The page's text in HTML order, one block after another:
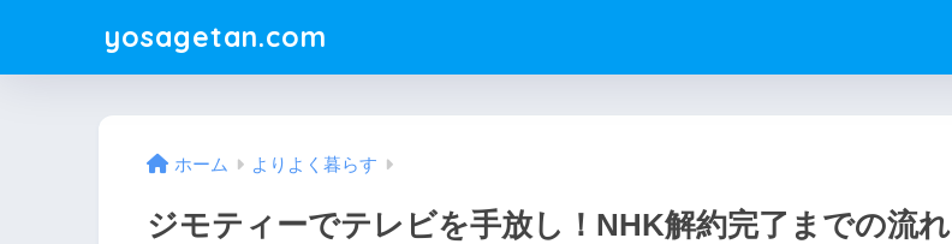
yosagetan.com
ホーム よりよく暮らす
ジモティーでテレビを手放し！NHK解約完了までの流れ